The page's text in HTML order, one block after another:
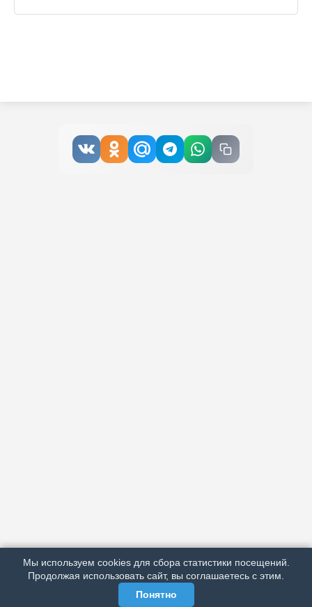
РЕКЛАМА У НАС
МЫ В СОЦСЕТЯХ
Мы используем cookies для сбора статистики посещений.
Продолжая использовать сайт, вы соглашаетесь с этим.
Понятно